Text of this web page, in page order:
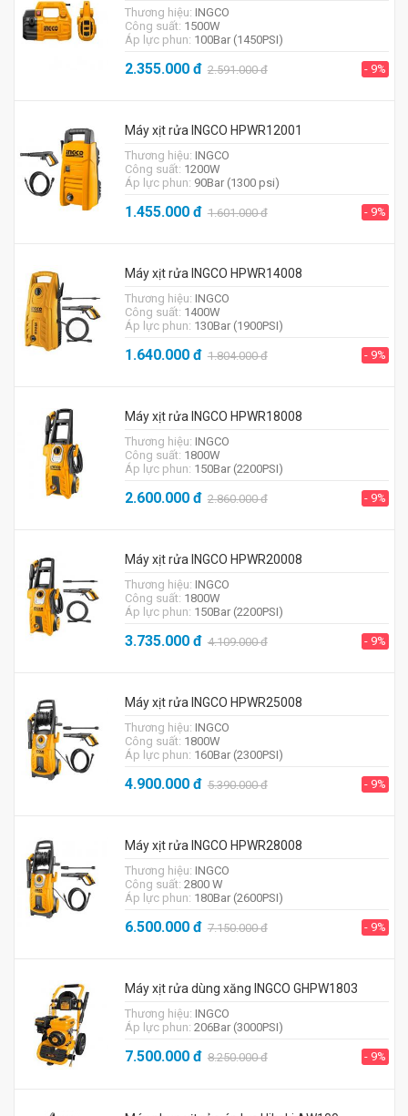
Thương hiệu: INGCO
Công suất: 1500W
Áp lực phun: 100Bar (1450PSI)
2.355.000đ 2.591.000đ - 9%
Máy xịt rửa INGCO HPWR12001
Thương hiệu: INGCO
Công suất: 1200W
Áp lực phun: 90Bar (1300 psi)
1.455.000đ 1.601.000đ - 9%
Máy xịt rửa INGCO HPWR14008
Thương hiệu: INGCO
Công suất: 1400W
Áp lực phun: 130Bar (1900PSI)
1.640.000đ 1.804.000đ - 9%
Máy xịt rửa INGCO HPWR18008
Thương hiệu: INGCO
Công suất: 1800W
Áp lực phun: 150Bar (2200PSI)
2.600.000đ 2.860.000đ - 9%
Máy xịt rửa INGCO HPWR20008
Thương hiệu: INGCO
Công suất: 1800W
Áp lực phun: 150Bar (2200PSI)
3.735.000đ 4.109.000đ - 9%
Máy xịt rửa INGCO HPWR25008
Thương hiệu: INGCO
Công suất: 1800W
Áp lực phun: 160Bar (2300PSI)
4.900.000đ 5.390.000đ - 9%
Máy xịt rửa INGCO HPWR28008
Thương hiệu: INGCO
Công suất: 2800 W
Áp lực phun: 180Bar (2600PSI)
6.500.000đ 7.150.000đ - 9%
Máy xịt rửa dùng xăng INGCO GHPW1803
Thương hiệu: INGCO
Áp lực phun: 206Bar (3000PSI)
7.500.000đ 8.250.000đ - 9%